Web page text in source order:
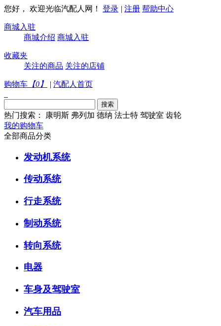
您好， 欢迎光临汽配人网！ 登录 | 注册 帮助中心
商城入驻
商城介绍 商城入驻
收藏夹
关注的商品 关注的店铺
购物车 【0 】 | 汽配人首页
热门搜索： 康明斯 弗列加 德纳 法士特 驾驶室 齿轮
我的购物车
全部商品分类
发动机系统
传动系统
行走系统
制动系统
转向系统
电器
车身及驾驶室
汽车用品